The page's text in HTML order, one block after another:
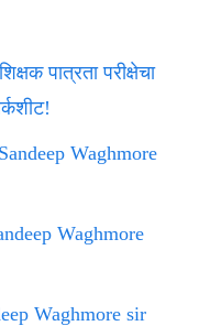
पात्रता परीक्षेचा
Waghmore
Waghmore
Waghmore sir